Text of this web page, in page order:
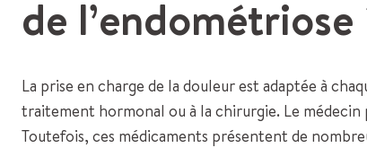
de l’endométriose
La prise en charge de la douleur est adaptée à
traitement hormonal ou à la chirurgie. Le médecin
Toutefois, ces médicaments présentent de